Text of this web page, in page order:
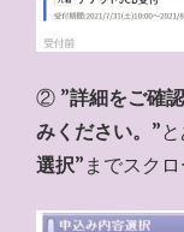
② ”詳細をご確
みください。 ”
選択”までスクロ